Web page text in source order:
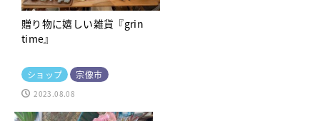
贈り物に嬉しい雑貨『grin
time』
ショップ 宗像市
2023.08.08